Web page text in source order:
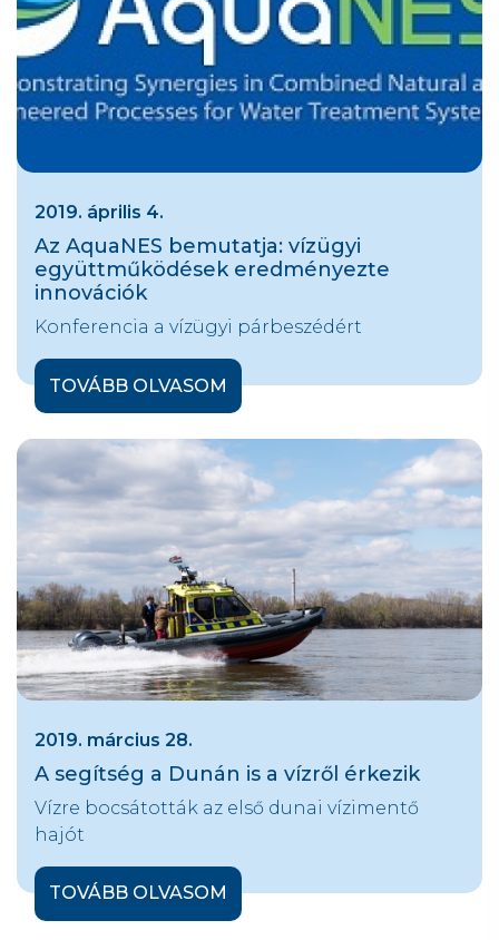
2019. április 4.
Az AquaNES bemutatja: vízügyi
együttműködések eredményezte
innovációk
Konferencia a vízügyi párbeszédért
TOVÁBB OLVASOM
2019. március 28.
A segítség a Dunán is a vízről érkezik
Vízre bocsátották az első dunai vízimentő
hajót
TOVÁBB OLVASOM